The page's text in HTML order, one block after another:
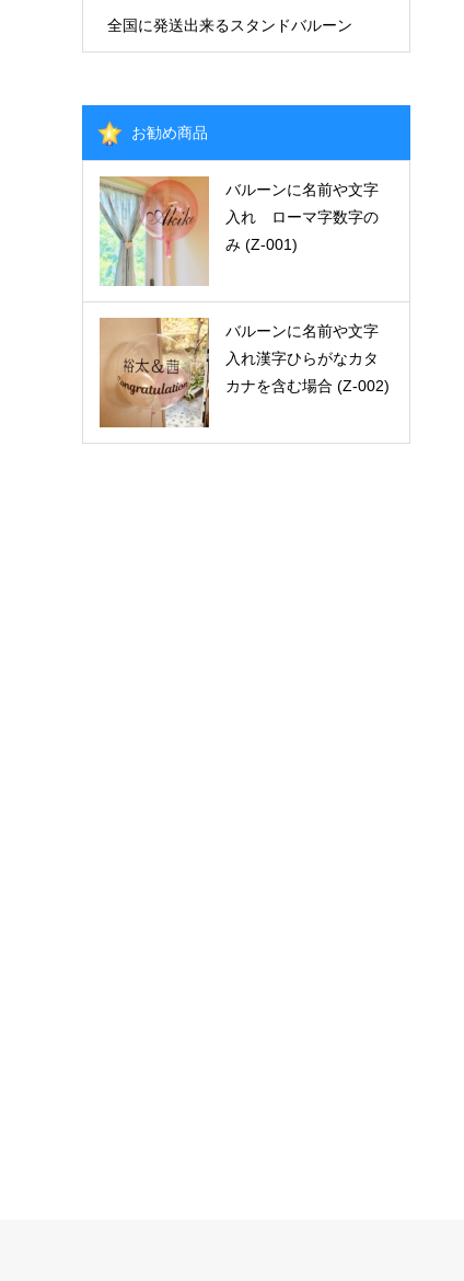
全国に発送出来るスタンドバルーン
お勧め商品
バルーンに名前や文字
入れ ローマ字数字の
み (Z-001)
バルーンに名前や文字
入れ漢字ひらがなカタ
カナを含む場合 (Z-002)